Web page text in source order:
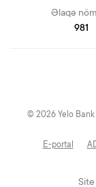
Əlaqə
981
© 2026 Yelo
E-portal